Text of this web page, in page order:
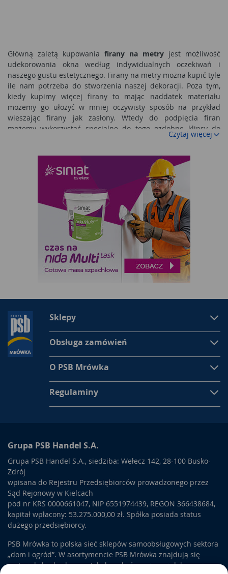
Główną zaletą kupowania firany na metry jest możliwość
udekorowania okna według indywidualnych oczekiwań i
naszego gustu estetycznego. Firany na metry można kupić tyle
ile nam potrzeba do stworzenia naszej dekoracji. Poza tym,
kiedy kupimy więcej firany to mając naddatek materiału
możemy go ułożyć w mniej oczywisty sposób na przykład
wieszając firany jak zasłony. Wtedy do podpięcia firan
możemy wykorzystać specjalne do tego ozdobne klipsy do
firan. Sklepy oferują przeróżne modele klipsów, które będą
do obecnie modnego nowoczesnego czy też klasycznego. Inną
przykładową propozycją dekoracji okna, którą możemy
zrealizować dzięki kupieniu firany na metry jest wybór firany z
wyrazistym, charakternym wzorem, który będzie wyrażał
naszą osobowość. Taką firanę wystarczy zwiesić, bo wzór jest
tu najważniejszy, a jakiekolwiek dodatkowe upięcie byłoby
estetycznie przesadne. Jeśli chcemy upinać firany na metry
lepiej wybrać tkaniny o gładkiej fakturze. Firany na metry dają
duże możliwości dekoracyjne i są tańsze od gotowych firan na
Dlaczego warto kupować firany na metry?
wszystkim jaką osobą jesteśmy i jakie mamy oczekiwania.
Wydaje się to zbędne i bez sensu jednak w swoim domu
spędzamy ogromną część naszego życia i ważne, aby był on
dla nas miejscem do, którego chcemy wracać i w którym
przyjemnie i w miarę łatwo możemy funkcjonować - żyć. Okno
jest jednym z najważniejszych elementów wnętrza, dlatego
jego dekoracja powinna być adekwatna do naszych potrzeb.
Możliwość na bardziej indywidualne podejście do tematu
dekoracji okna daje nam kupno
firan na
jest bardzo dużo, przede wszystkim:
mieć według nas nasza firana)
nieco taniej, niż w przypadku kupna firany gotowej już do
zawieszenia,
możemy stworzyć coś absolutnie swojego, jeśli mamy zmysł
artystyczny i lubimy materiały, wzornictwo i dekorowanie to
sprawi nam to dużo przyjemności, a praca przy dekoracji
rozbudzi naszą wyobraźnie i poćwiczy wyczucie i gust, nawet
jeśli zdecydujemy się finalnie na najprostsze rozwiązanie,
zawsze warto próbować różnych możliwości. Kreatywność jest
cechą pożądaną, dlatego warto ją w sobie budzi lub wyrabiać,
ponieważ każdy z nas taką cechę posiada, wystarczy ją odkryć
Czytaj więcej
Sklepy
Obsługa zamówień
O PSB Mrówka
Regulaminy
Grupa PSB Handel S.A.
Grupa PSB Handel S.A., siedziba: Wełecz 142, 28-100 Busko-
Zdrój
wpisana do Rejestru Przedsiębiorców prowadzonego przez
Sąd Rejonowy w Kielcach
pod nr KRS 0000661047, NIP 6551974439, REGON 366438684,
kapitał wpłacony: 53.275.000,00 zł. Spółka posiada status
dużego przedsiębiorcy.
PSB Mrówka to polska sieć sklepów samoobsługowych sektora
„dom i ogród”. W asortymencie PSB Mrówka znajdują się
materiały budowlane, artykuły wykończeniowe i dekoracyjne,